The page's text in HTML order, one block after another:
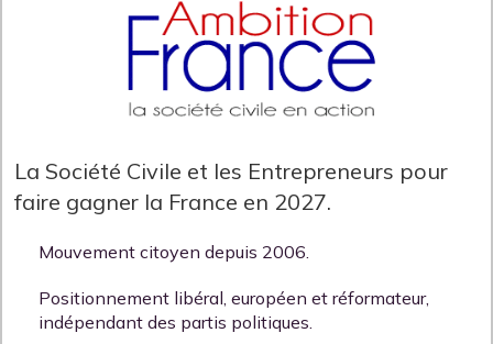
La Société Civile et les Entrepreneurs pour
faire gagner la France en 2027.
Mouvement citoyen depuis 2006.
Positionnement libéral, européen et réformateur,
indépendant des partis politiques.